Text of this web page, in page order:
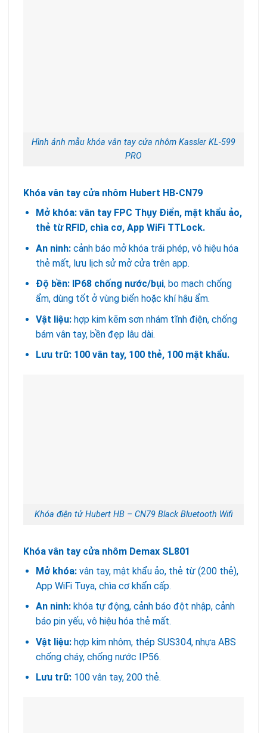
Hình ảnh mẫu khóa vân tay cửa nhôm Kassler KL-599
PRO
Khóa vân tay cửa nhôm Hubert HB-CN79
Mở khóa: vân tay FPC Thụy Điển, mật khẩu ảo,
thẻ từ RFID, chìa cơ, App WiFi TTLock.
An ninh:cảnh báo mở khóa trái phép, vô hiệu hóa
thẻ mất, lưu lịch sử mở cửa trên app.
Độ bền: IP68 chống nước/bụi, bo mạch chống
ẩm, dùng tốt ở vùng biển hoặc khí hậu ẩm.
Vật liệu:hợp kim kẽm sơn nhám tĩnh điện, chống
bám vân tay, bền đẹp lâu dài.
Lưu trữ: 100 vân tay, 100 thẻ, 100 mật khẩu.
Khóa điện tử Hubert HB – CN79 Black Bluetooth Wifi
Khóa vân tay cửa nhôm Demax SL801
Mở khóa:vân tay, mật khẩu ảo, thẻ từ (200 thẻ),
App WiFi Tuya, chìa cơ khẩn cấp.
An ninh:khóa tự động, cảnh báo đột nhập, cảnh
báo pin yếu, vô hiệu hóa thẻ mất.
Vật liệu:hợp kim nhôm, thép SUS304, nhựa ABS
chống cháy, chống nước IP56.
Lưu trữ:100 vân tay, 200 thẻ.